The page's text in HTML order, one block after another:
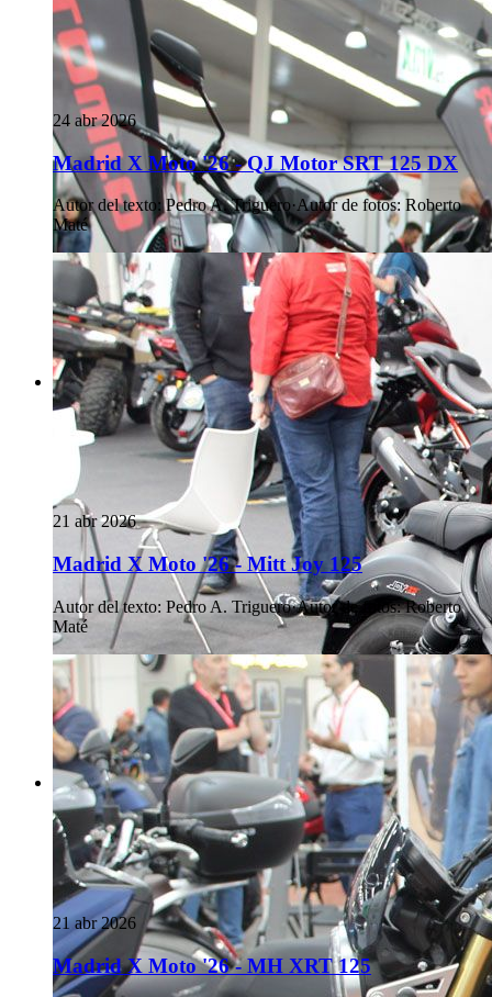
24 abr 2026
Madrid X Moto '26 - QJ Motor SRT 125 DX
Autor del texto: Pedro A. Triguero·Autor de fotos: Roberto
Maté
21 abr 2026
Madrid X Moto '26 - Mitt Joy 125
Autor del texto: Pedro A. Triguero·Autor de fotos: Roberto
Maté
21 abr 2026
Madrid X Moto '26 - MH XRT 125